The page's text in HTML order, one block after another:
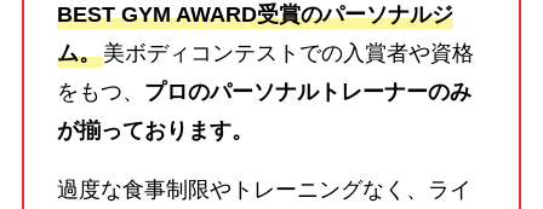
BEST GYM AWARD受賞のパーソナルジ
ム。美ボディコンテストでの入賞者や資格
をもつ、 プロのパーソナルトレーナーのみ
が揃っております。
過度な食事制限やトレーニングなく、ライ